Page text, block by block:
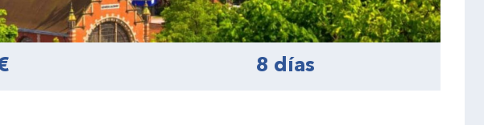
8 días